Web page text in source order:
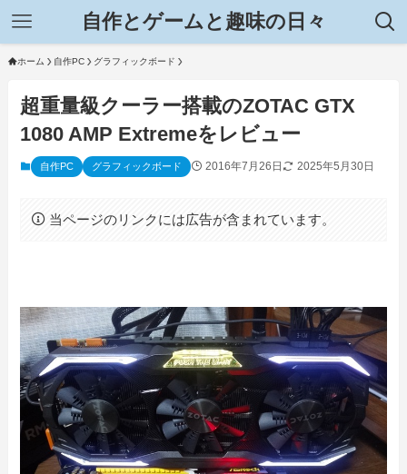
自作とゲームと趣味の日々
ホーム 自作PC グラフィックボード
超重量級クーラー搭載のZOTAC GTX
1080 AMP Extremeをレビュー
自作PC グラフィックボード 2016年7月26日 2025年5月30日
当ページのリンクには広告が含まれています。